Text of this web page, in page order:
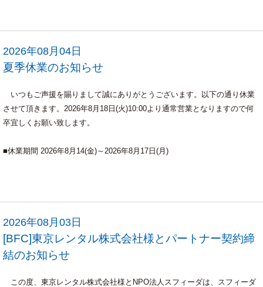
2026年08月04日
夏季休業のお知らせ
いつもご声援を賜りまして誠にありがとうございます。以下の通り休業
させて頂きます。2026年8月18日(火)10:00より通常営業となりますので何
卒宜しくお願い致します。
■休業期間 2026年8月14(金)～2026年8月17日(月)
2026年08月03日
[BFC]東京レンタル株式会社様とパートナー契約締
結のお知らせ
この度、東京レンタル株式会社様とNPO法人スフィーダは、スフィーダ